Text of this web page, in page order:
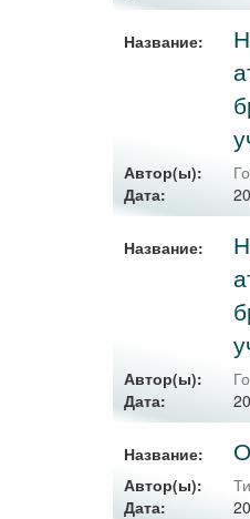
Название:
Автор(ы):
Дата:
Название:
Автор(ы):
Дата:
Название:
Автор(ы):
Дата: